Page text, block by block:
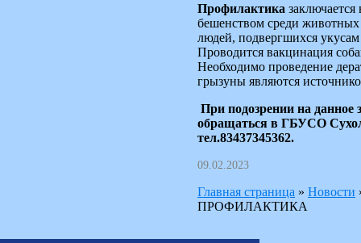
Профилактика
бешенством среди
людей, подвергшихся
Проводится вакцинация
Необходимо проведение
грызуны являются
При подозрении на данное
обращаться в ГБУСО
тел.83437345362.
09.02.2023
Главная страница » Новости
ПРОФИЛАКТИКА